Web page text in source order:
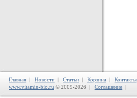
Главная | Новости | Статьи | Корзина | Контакты
www.vitamin-bio.ru © 2009-2026 | Соглашение |